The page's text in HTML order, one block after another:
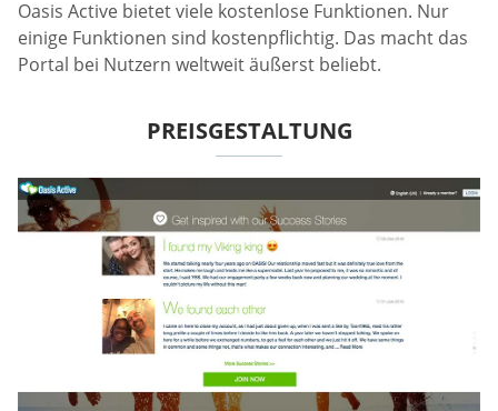
Oasis Active bietet viele kostenlose Funktionen. Nur
einige Funktionen sind kostenpflichtig. Das macht das
Portal bei Nutzern weltweit äußerst beliebt.
PREISGESTALTUNG